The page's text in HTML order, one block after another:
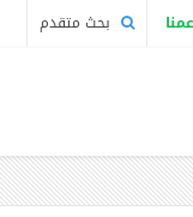
بحث متقدم